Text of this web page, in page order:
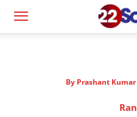
By Prashant Kumar